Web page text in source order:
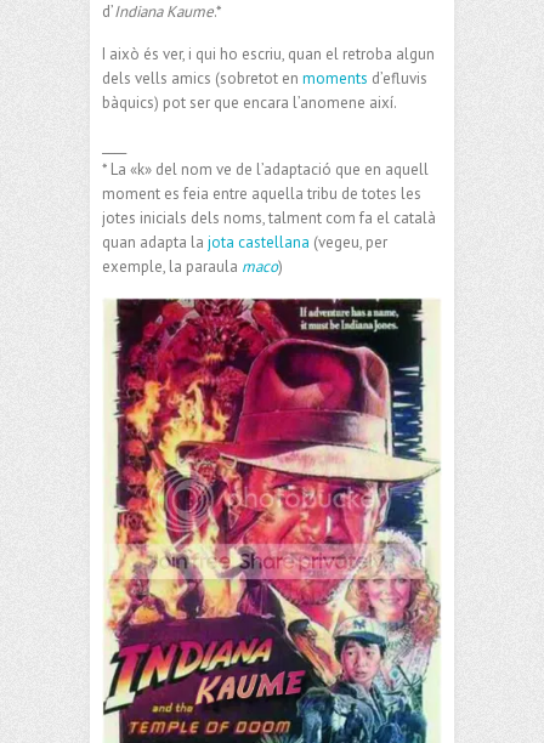
d’Indiana Kaume.*
I això és ver, i qui ho escriu, quan el retroba algun
dels vells amics (sobretot en moments d’efluvis
bàquics) pot ser que encara l’anomene així.
* La «k» del nom ve de l’adaptació que en aquell
moment es feia entre aquella tribu de totes les
jotes inicials dels noms, talment com fa el català
quan adapta la jota castellana (vegeu, per
exemple, la paraula maco)